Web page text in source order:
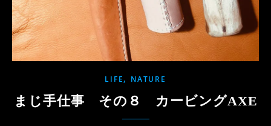
LIFE, NATURE
まじ手仕事 その８ カービングAXE